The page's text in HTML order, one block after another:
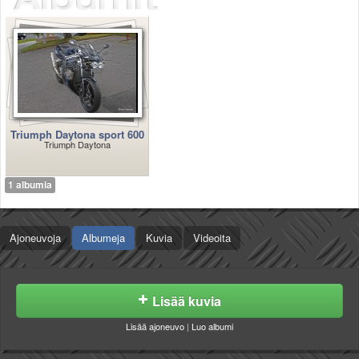
Säännöt ja ohjeet
Uudet ajoneuvot
Uudet kuvat
Uudet videot
Uudet kommentit
MYYDÄÄN
Haku
Ohjeet
Osat
TIETOPANKKI
TAPAHTUMAT
MP15 kuvia
MP14 kuvia
Lisää uusi tapahtuma
SÄÄ
Triumph Daytona sport 600
Triumph Daytona
1 albumia
Ajoneuvoja Albumeja Kuvia Videoita
Lisää kuvia
Lisää ajoneuvo | Luo albumi